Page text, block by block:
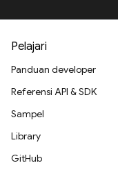
Pelajari
Panduan developer
Referensi API & SDK
Sampel
Library
GitHub